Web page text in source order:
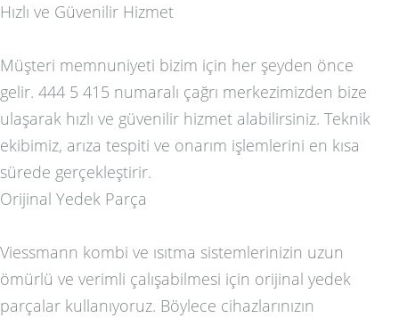
Hızlı ve Güvenilir Hizmet
Müşteri memnuniyeti bizim için her şeyden önce
gelir. 444 5 415 numaralı çağrı merkezimizden bize
ulaşarak hızlı ve güvenilir hizmet alabilirsiniz. Teknik
ekibimiz, arıza tespiti ve onarım işlemlerini en kısa
sürede gerçekleştirir.
Orijinal Yedek Parça
Viessmann kombi ve ısıtma sistemlerinizin uzun
ömürlü ve verimli çalışabilmesi için orijinal yedek
parçalar kullanıyoruz. Böylece cihazlarınızın